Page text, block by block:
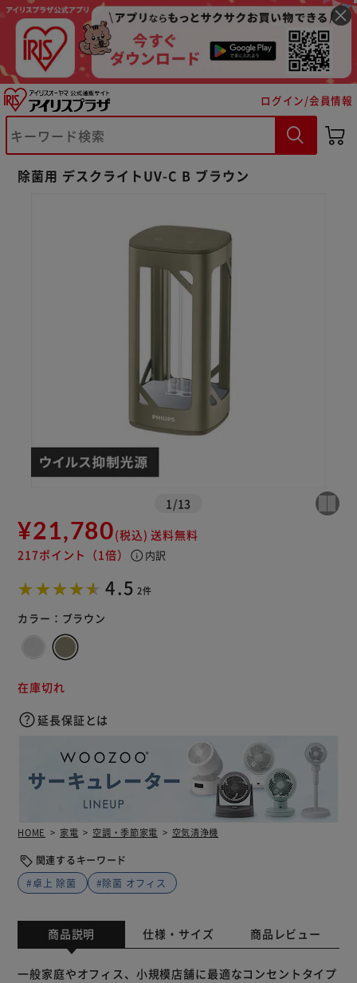
ログイン/会員情報
除菌用 デスクライトUV-C B ブラウン
1 /13
¥21,780(税込) 送料無料
217ポイント （1倍） info 内訳
4.5 2件
カラー： ブラウン
在庫切れ
延長保証とは
HOME 家電 空調・季節家電 空気清浄機
関連するキーワード
#卓上 除菌
#除菌 オフィス
商品説明 仕様・サイズ 商品レビュー
一般家庭やオフィス、小規模店舗に最適なコンセントタイプ
※ご確認ください